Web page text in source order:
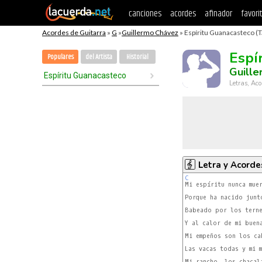
canciones acordes afinador
Acordes de Guitarra » G »Guillermo Chávez » Espíritu Guanacasteco
Populares del Artista Historial
Espíritu Guanacasteco
Letras,
Letra y
C
Porque ha nacido
Babeado por los
Y al calor de mi buena
Mi empeños son los
Las vacas todas y mi